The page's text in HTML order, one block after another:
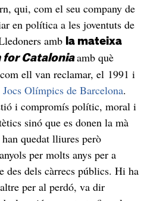
qui, com el seu company de
en política a les joventuts de
amb la mateixa
for Cataloniaamb què
ell van reclamar, el 1991 i
Olímpics de Barcelona.
i compromís polític, moral i
sinó que es donen la mà
quedat lliures però
per molts anys per a
des dels càrrecs públics. Hi ha
per al perdó, va dir